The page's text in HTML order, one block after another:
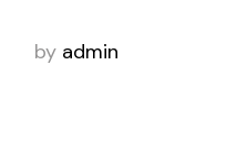
by admin